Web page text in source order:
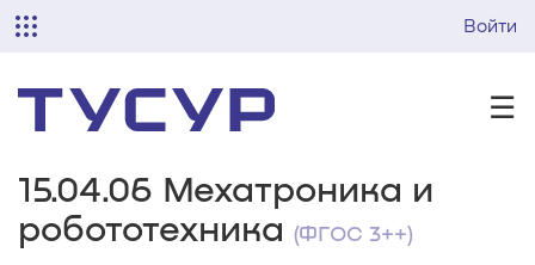
Войти
☰
15.04.06 Мехатроника и
робототехника (ФГОС 3++)